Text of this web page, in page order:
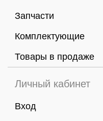
Запчасти
Комплектующие
Товары в продаже
Личный кабинет
Вход